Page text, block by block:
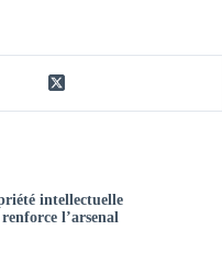
intellectuelle
l’arsenal